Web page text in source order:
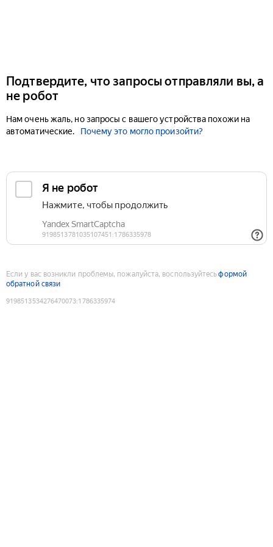
Подтвердите, что запросы отправляли вы, а
не робот
Нам очень жаль, но запросы с вашего устройства похожи на
автоматические.
Почему это могло произойти?
Если у вас возникли проблемы, пожалуйста, воспользуйтесьформой
обратной связи
9198513534276470073:1786335974